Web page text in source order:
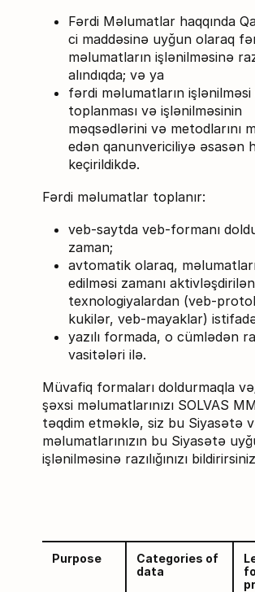
Fərdi Məlumatlar haqqında
ci maddəsinə uyğun olaraq
məlumatların işlənilməsinə
alındıqda; və ya
fərdi məlumatların
toplanması və işlənilməsinin
məqsədlərini və metodlarını
edən qanunvericiliyə əsasən
keçirildikdə.
Fərdi məlumatlar toplanır:
veb-saytda veb-formanı
zaman;
avtomatik olaraq,
edilməsi zamanı aktivləşdirilən
texnologiyalardan (veb-
kukilər, veb-mayaklar)
yazılı formada, o cümlədən
vasitələri ilə.
Müvafiq formaları doldurmaqla
şəxsi məlumatlarınızı SOLVAS
təqdim etməklə, siz bu Siyasətə
məlumatlarınızın bu Siyasətə
işlənilməsinə razılığınızı
Purpose
Categories of
data